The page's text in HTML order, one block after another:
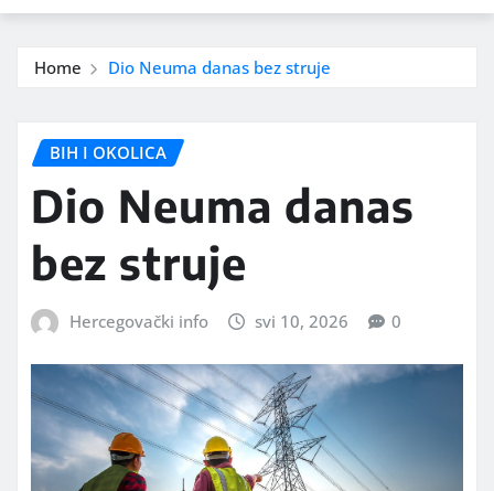
Home Dio Neuma danas bez struje
BIH I OKOLICA
Dio Neuma danas
bez struje
Hercegovački info svi 10, 2026 0